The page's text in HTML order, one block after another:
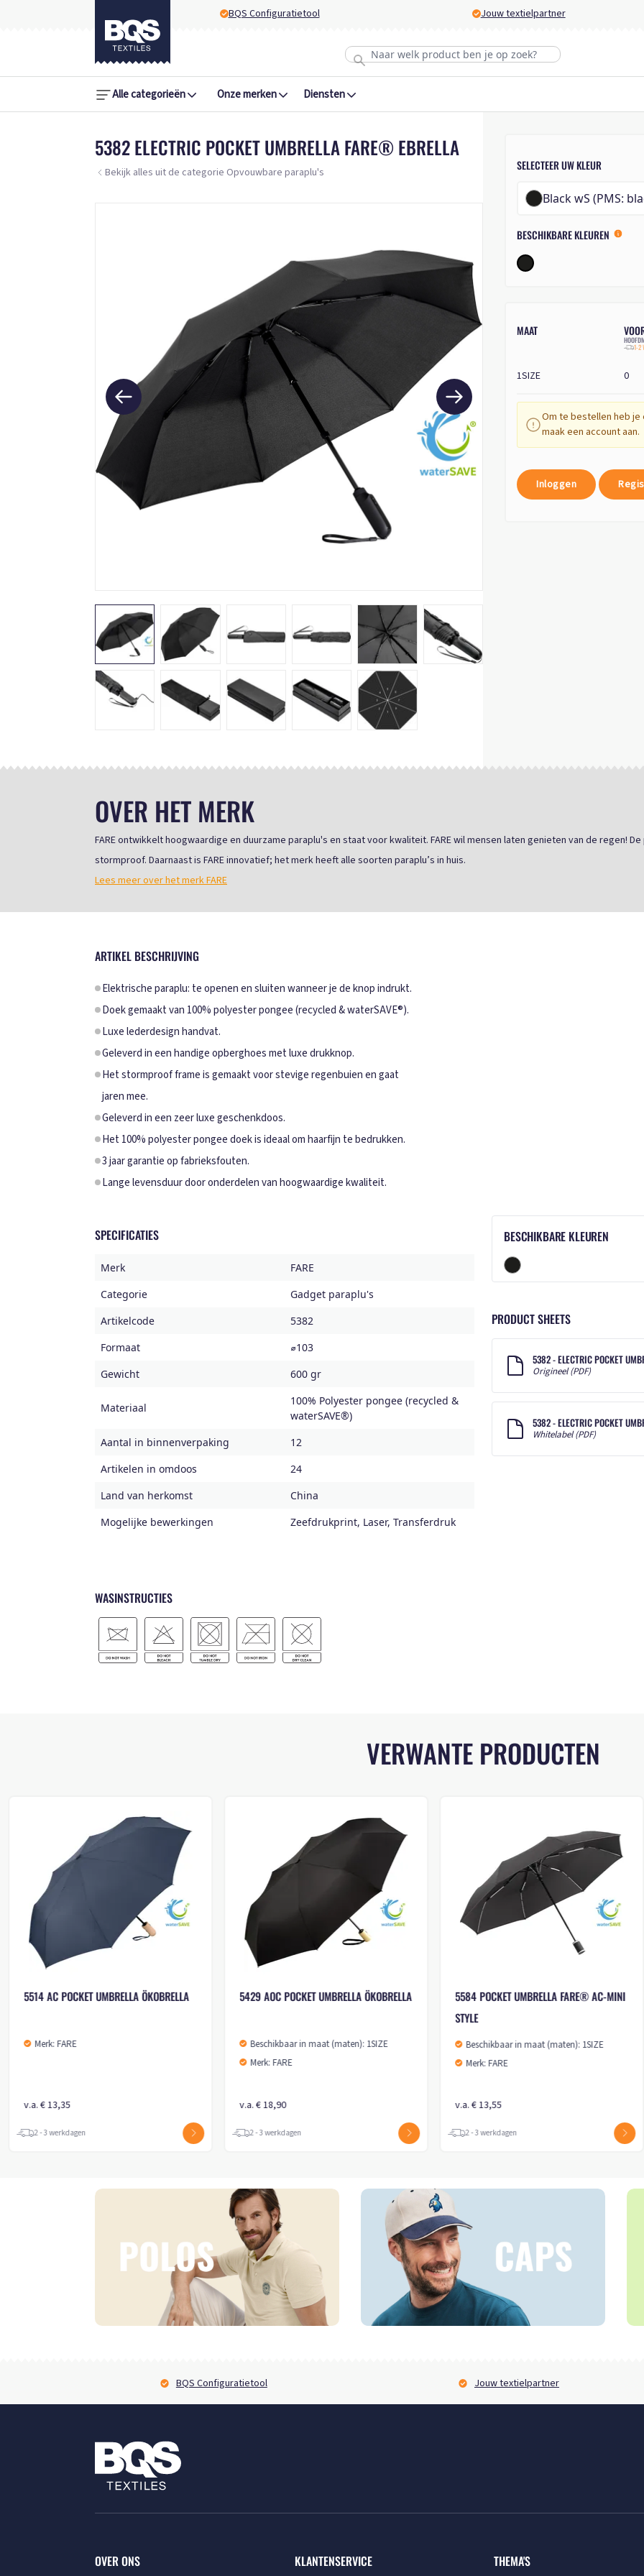
BQS Configuratietool Jouw textielpartner
Alle categorieën Onze merken Diensten
5382 ELECTRIC POCKET UMBRELLA FARE® EBRELLA
Bekijk alles uit de categorie Opvouwbare paraplu's SELECTEER UW KLEUR
Black wS (PMS:
BESCHIKBARE KLEUREN
MAAT
1-2
1SIZE 0
Om te bestellen heb je
maak een account aan.
Inloggen
OVER HET MERK
FARE ontwikkelt hoogwaardige en duurzame paraplu's en staat voor kwaliteit. FARE wil mensen laten genieten van de regen!
stormproof. Daarnaast is FARE innovatief; het merk heeft alle soorten paraplu’s in huis.
Lees meer over het merk FARE
ARTIKEL BESCHRIJVING
Elektrische paraplu: te openen en sluiten wanneer je de knop indrukt.
Doek gemaakt van 100% polyester pongee (recycled & waterSAVE®).
Luxe lederdesign handvat.
Geleverd in een handige opberghoes met luxe drukknop.
Het stormproof frame is gemaakt voor stevige regenbuien en gaat
jaren mee.
Geleverd in een zeer luxe geschenkdoos.
Het 100% polyester pongee doek is ideaal om haarfijn te bedrukken.
3 jaar garantie op fabrieksfouten.
Lange levensduur door onderdelen van hoogwaardige kwaliteit.
SPECIFICATIES
Merk
FARE
Categorie
Gadget paraplu's
Artikelcode
5382
Formaat
⌀103
Gewicht
600 gr
Materiaal
100% Polyester pongee (recycled &
waterSAVE®)
Aantal in binnenverpaking
12
Artikelen in omdoos
24
Land van herkomst
China
Mogelijke bewerkingen
Zeefdrukprint, Laser, Transferdruk
BESCHIKBARE KLEUREN
PRODUCT SHEETS
5382 - ELECTRIC POCKET
Origineel (PDF)
5382 - ELECTRIC POCKET
Whitelabel (PDF)
WASINSTRUCTIES
VERWANTE PRODUCTEN
5649 AOC POCKET UMBRELLA FARE®
Beschikbaar in maat (maten): 1SIZE
v.a. € 14,65
2 - 3 werkdagen
5519 AC POCKET UMBRELLA
Beschikbaar in maat (maten): 1SIZE
Merk: FARE
v.a. € 11,05
2 - 3 werkdagen
5529 AC POCKET UMBRELLA FARE®
DOUBLEFACE
Beschikbaar in maat (maten): 1SIZE
Merk: FARE
v.a. € 15,70
2 - 3 werkdagen
BQS Configuratietool Jouw textielpartner
OVER ONS KLANTENSERVICE THEMA'S